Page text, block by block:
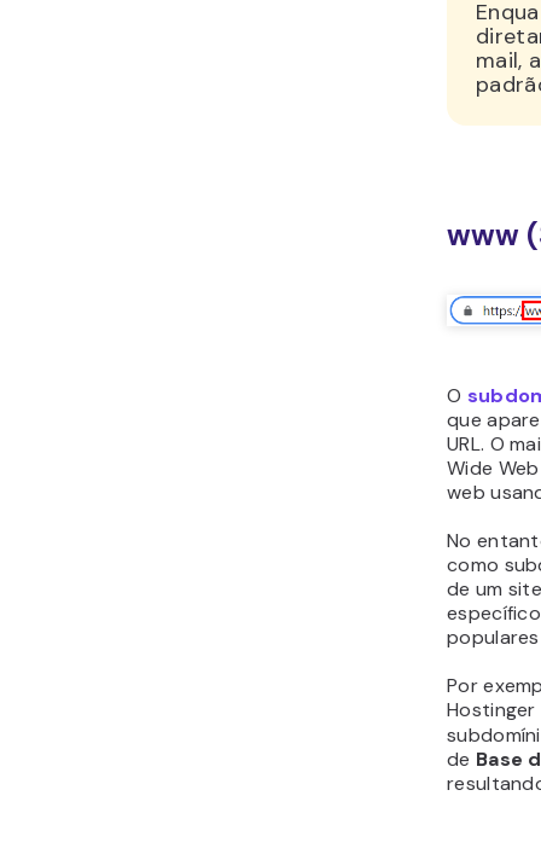
mail,
www
O
que
URL. O
Wide
web
No
como
de um
Por
de Base